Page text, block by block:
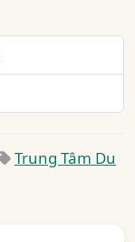
Trung Tâm Du